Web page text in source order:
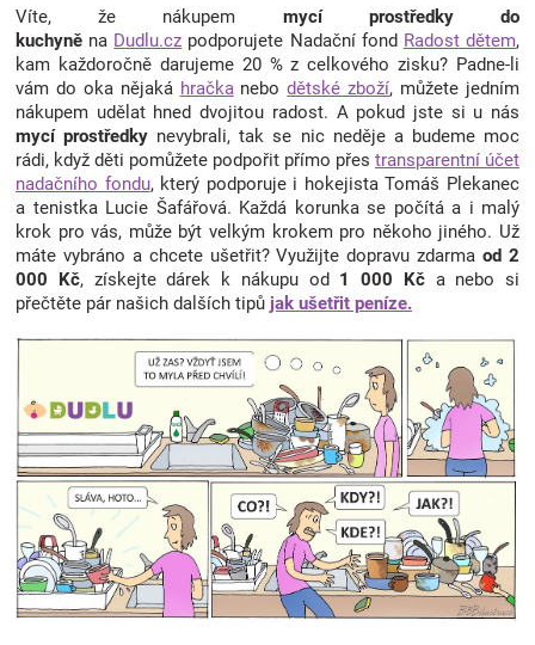
Víte, že nákupem mycí prostředky do
kuchyně na Dudlu.cz podporujete Nadační fond Radost dětem,
kam každoročně darujeme 20 % z celkového zisku? Padne-li
vám do oka nějaká hračka nebodětské zboží, můžete jedním
nákupem udělat hned dvojitou radost. A pokud jste si u nás
mycí prostředky nevybrali, tak se nic neděje a budeme moc
rádi, když děti pomůžete podpořit přímo přes transparentní účet
nadačního fondu, který podporuje i hokejista Tomáš Plekanec
a tenistka Lucie Šafářová. Každá korunka se počítá a i malý
krok pro vás, může být velkým krokem pro někoho jiného. Už
máte vybráno a chcete ušetřit? Využijte dopravu zdarmaod 2
000 Kč, získejte dárek k nákupu od 1 000 Kča nebo si
přečtěte pár našich dalších tipů jak ušetřit peníze.